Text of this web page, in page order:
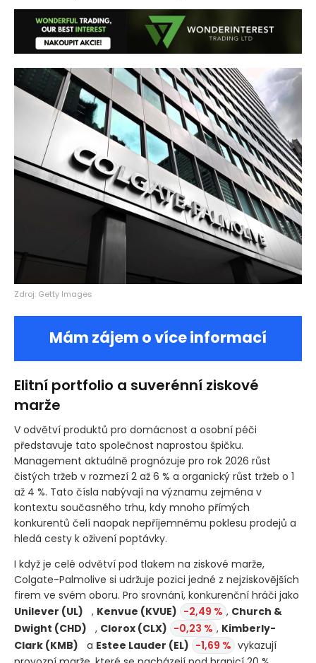
Zdroj: Getty Images
Mám zájem o více informací
Elitní portfolio a suverénní ziskové
marže
V odvětví produktů pro domácnost a osobní péči
představuje tato společnost naprostou špičku.
Management aktuálně prognózuje pro rok 2026 růst
čistých tržeb v rozmezí 2 až 6 % a organický růst tržeb o 1
až 4 %. Tato čísla nabývají na významu zejména v
kontextu současného trhu, kdy mnoho přímých
konkurentů čelí naopak nepříjemnému poklesu prodejů a
hledá cesty k oživení poptávky.
I když je celé odvětví pod tlakem na ziskové marže,
Colgate-Palmolive si udržuje pozici jedné z nejziskovějších
firem ve svém oboru. Pro srovnání, konkurenční hráči jako
Unilever (UL) , Kenvue (KVUE) -2,49 % , Church &
Dwight (CHD) , Clorox (CLX) -0,23 % , Kimberly-
Clark (KMB) a Estee Lauder (EL) -1,69 % vykazují